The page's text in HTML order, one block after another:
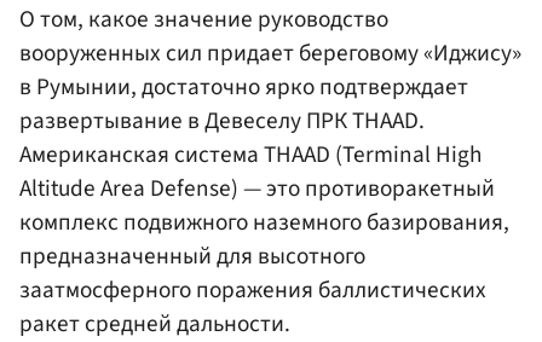
О том, какое значение руководство
вооруженных сил придает береговому «Иджису»
в Румынии, достаточно ярко подтверждает
развертывание в Девеселу ПРК THAAD.
Американская система THAAD (Terminal High
Altitude Area Defense) — это противоракетный
комплекс подвижного наземного базирования,
предназначенный для высотного
заатмосферного поражения баллистических
ракет средней дальности.